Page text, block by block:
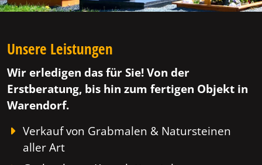
Unsere Leistungen
Wir erledigen das für Sie! Von der
Erstberatung, bis hin zum fertigen Objekt in
Warendorf.
Verkauf von Grabmalen & Natursteinen
aller Art